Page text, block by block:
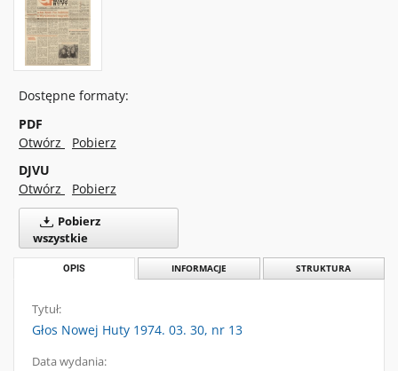
Dostępne formaty:
PDF
Otwórz
Pobierz
DJVU
Otwórz
Pobierz
Pobierz
wszystkie
OPIS INFORMACJE STRUKTURA
Tytuł:
Głos Nowej Huty 1974. 03. 30, nr 13
Data wydania: